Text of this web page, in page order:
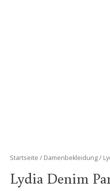
Startseite / Damenbekleidung/
Lydia Denim